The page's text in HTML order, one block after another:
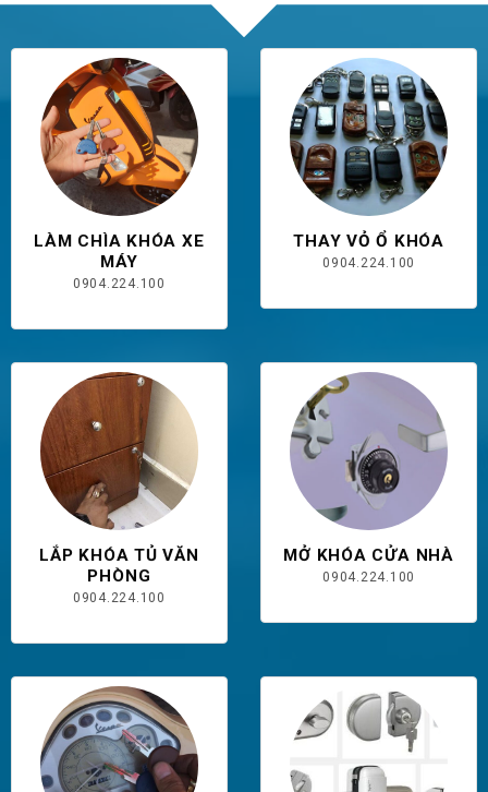
LÀM CHÌA KHÓA XE
MÁY
0904.224.100
THAY VỎ Ổ KHÓA
0904.224.100
LẮP KHÓA TỦ VĂN
PHÒNG
0904.224.100
MỞ KHÓA CỬA NHÀ
0904.224.100